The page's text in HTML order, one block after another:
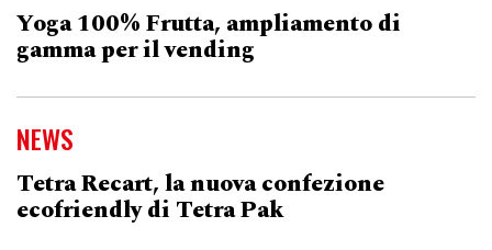
Yoga 100% Frutta, ampliamento di
gamma per il vending
NEWS
Tetra Recart, la nuova confezione
ecofriendly di Tetra Pak